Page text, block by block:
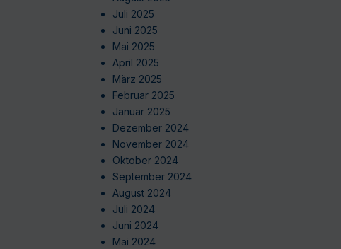
Juli 2025
Juni 2025
Mai 2025
April 2025
März 2025
Februar 2025
Januar 2025
Dezember 2024
November 2024
Oktober 2024
September 2024
August 2024
Juli 2024
Juni 2024
Mai 2024